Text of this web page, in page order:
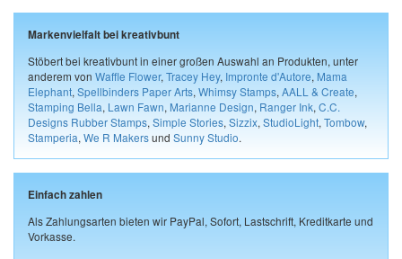
Markenvielfalt bei kreativbunt
Stöbert bei kreativbunt in einer großen Auswahl an Produkten, unter
anderem von Waffle Flower, Tracey Hey, Impronte d'Autore, Mama
Elephant, Spellbinders Paper Arts, Whimsy Stamps, AALL & Create,
Stamping Bella, Lawn Fawn, Marianne Design, Ranger Ink, C.C.
Designs Rubber Stamps, Simple Stories, Sizzix, StudioLight, Tombow,
Stamperia, We R Makersund Sunny Studio.
Einfach zahlen
Als Zahlungsarten bieten wir PayPal, Sofort, Lastschrift, Kreditkarte und
Vorkasse.